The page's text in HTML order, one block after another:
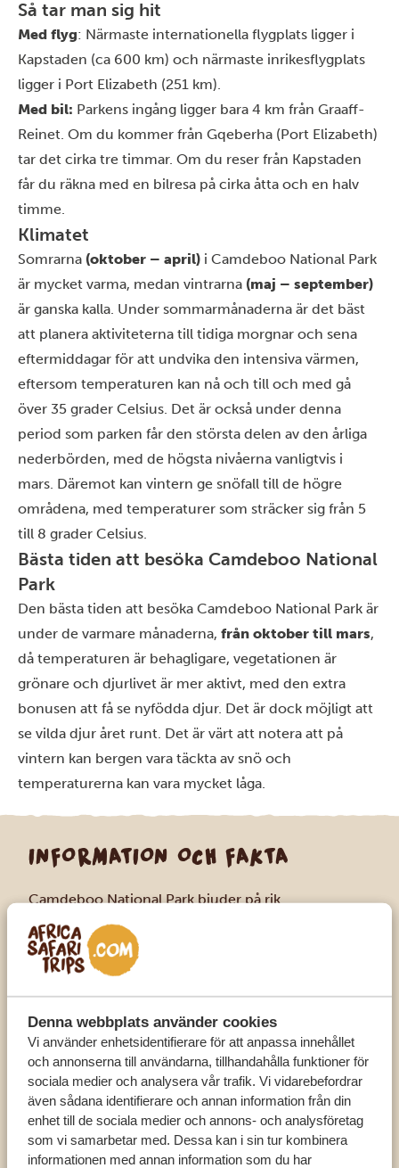
Denna webbplats använder cookies
Vi använder enhetsidentifierare för att anpassa innehållet
och annonserna till användarna, tillhandahålla funktioner för
sociala medier och analysera vår trafik. Vi vidarebefordrar
även sådana identifierare och annan information från din
enhet till de sociala medier och annons- och analysföretag
som vi samarbetar med. Dessa kan i sin tur kombinera
informationen med annan information som du har
Så tar man sig hit
Med flyg: Närmaste internationella flygplats ligger i
Kapstaden (ca 600 km) och närmaste inrikesflygplats
ligger i Port Elizabeth (251 km).
Med bil: Parkens ingång ligger bara 4 km från Graaff-
Reinet. Om du kommer från Gqeberha (Port Elizabeth)
tar det cirka tre timmar. Om du reser från Kapstaden
får du räkna med en bilresa på cirka åtta och en halv
timme.
Klimatet
Somrarna (oktober – april) i Camdeboo National Park
är mycket varma, medan vintrarna (maj – september)
är ganska kalla. Under sommarmånaderna är det bäst
att planera aktiviteterna till tidiga morgnar och sena
eftermiddagar för att undvika den intensiva värmen,
eftersom temperaturen kan nå och till och med gå
över 35 grader Celsius. Det är också under denna
period som parken får den största delen av den årliga
nederbörden, med de högsta nivåerna vanligtvis i
mars. Däremot kan vintern ge snöfall till de högre
områdena, med temperaturer som sträcker sig från 5
till 8 grader Celsius.
Bästa tiden att besöka Camdeboo National
Park
Den bästa tiden att besöka Camdeboo National Park är
under de varmare månaderna, från oktober till mars,
då temperaturen är behagligare, vegetationen är
grönare och djurlivet är mer aktivt, med den extra
bonusen att få se nyfödda djur. Det är dock möjligt att
se vilda djur året runt. Det är värt att notera att på
vintern kan bergen vara täckta av snö och
temperaturerna kan vara mycket låga.
INFORMATION OCH FAKTA
Camdeboo National Park bjuder på rik
kulturhistoria och fantastiska landskap. Bland
höjdpunkterna finns den dramatiska Valley of
Desolation, den natursköna Nqweba-dammen och
Springbock
Steenbok
Blesbok
Gemsbok
Eland